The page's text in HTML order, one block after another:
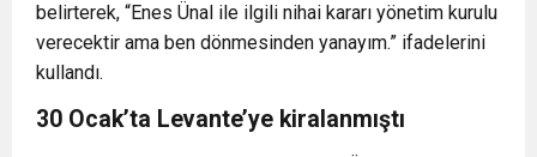
belirterek, “Enes Ünal ile ilgili nihai kararı yönetim kurulu
verecektir ama ben dönmesinden yanayım.” ifadelerini
kullandı.
30 Ocak’ta Levante’ye kiralanmıştı